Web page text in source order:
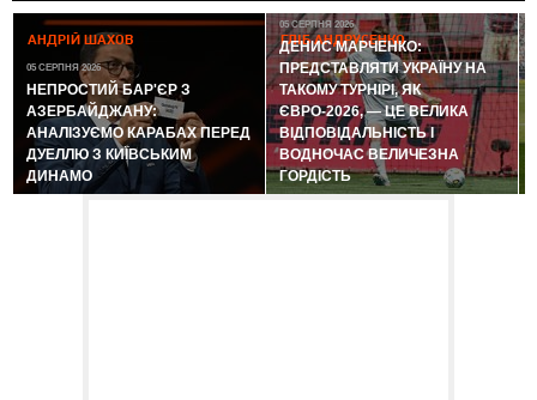
АНДРІЙ ШАХОВ
05 СЕРПНЯ 2026
НЕПРОСТИЙ БАР'ЄР З
АЗЕРБАЙДЖАНУ:
АНАЛІЗУЄМО КАРАБАХ ПЕРЕД
ДУЕЛЛЮ З КИЇВСЬКИМ
ДИНАМО
ГЛІБ АНДРУСЕНКО
05 СЕРПНЯ 2026
ДЕНИС МАРЧЕНКО:
ПРЕДСТАВЛЯТИ УКРАЇНУ НА
ТАКОМУ ТУРНІРІ, ЯК
ЄВРО-2026, — ЦЕ ВЕЛИКА
ВІДПОВІДАЛЬНІСТЬ І
ВОДНОЧАС ВЕЛИЧЕЗНА
ГОРДІСТЬ